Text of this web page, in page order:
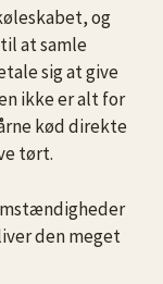
og
at samle
sig at give
ikke er alt for
kød direkte
tørt.
den meget